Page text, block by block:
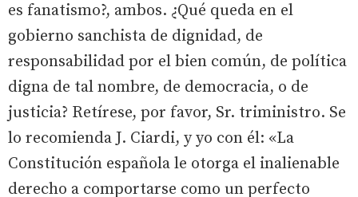
es fanatismo?, ambos. ¿Qué queda en el
gobierno sanchista de dignidad, de
responsabilidad por el bien común, de política
digna de tal nombre, de democracia, o de
justicia? Retírese, por favor, Sr. triministro. Se
lo recomienda J. Ciardi, y yo con él: «La
Constitución española le otorga el inalienable
derecho a comportarse como un perfecto